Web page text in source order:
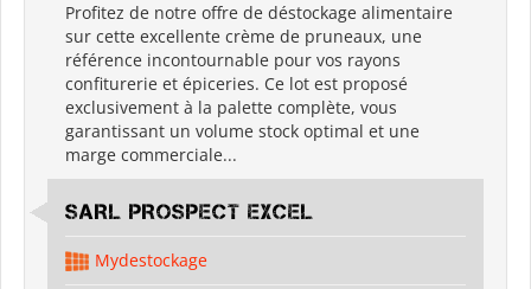
Profitez de notre offre de déstockage alimentaire
sur cette excellente crème de pruneaux, une
référence incontournable pour vos rayons
confiturerie et épiceries. Ce lot est proposé
exclusivement à la palette complète, vous
garantissant un volume stock optimal et une
marge commerciale...
SARL PROSPECT EXCEL
Mydestockage